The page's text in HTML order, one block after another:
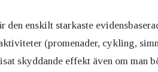
den enskilt starkaste
(promenader, cykling,
skyddande effekt även om man